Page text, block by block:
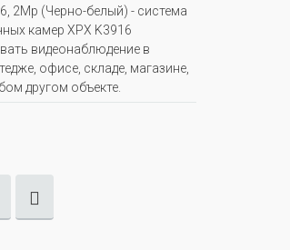
2Мр (Черно-белый) - система
камер XPX K3916
видеонаблюдение в
офисе, складе, магазине,
другом объекте.